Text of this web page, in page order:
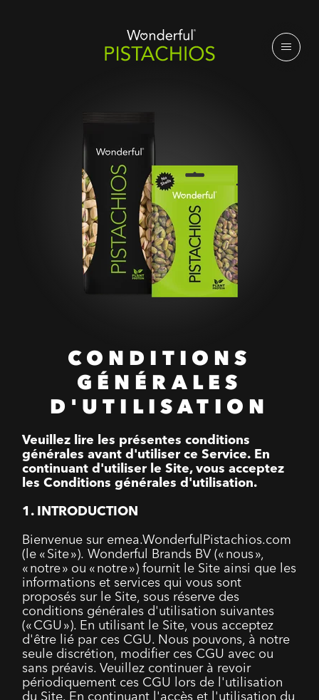
CONDITIONS
GÉNÉRALES
D'UTILISATION
Veuillez lire les présentes conditions
générales avant d'utiliser ce Service. En
continuant d'utiliser le Site, vous acceptez
les Conditions générales d'utilisation.
1. INTRODUCTION
Bienvenue sur emea.WonderfulPistachios.com
(le « Site »). Wonderful Brands BV (« nous »,
« notre » ou « notre ») fournit le Site ainsi que les
informations et services qui vous sont
proposés sur le Site, sous réserve des
conditions générales d'utilisation suivantes
(« CGU »). En utilisant le Site, vous acceptez
d'être lié par ces CGU. Nous pouvons, à notre
seule discrétion, modifier ces CGU avec ou
sans préavis. Veuillez continuer à revoir
périodiquement ces CGU lors de l'utilisation
du Site. En continuant l'accès et l'utilisation du